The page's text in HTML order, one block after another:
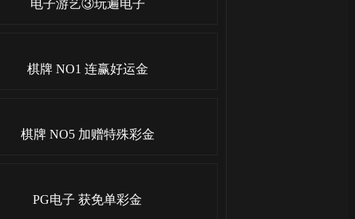
电子游艺③玩遍电子
棋牌 NO1 连赢好运金
棋牌 NO5 加赠特殊彩金
PG电子 获免单彩金